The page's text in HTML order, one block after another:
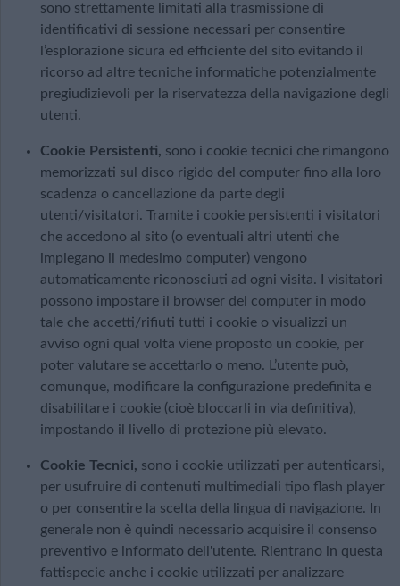
sono strettamente limitati alla trasmissione di
identificativi di sessione necessari per consentire
l’esplorazione sicura ed efficiente del sito evitando il
ricorso ad altre tecniche informatiche potenzialmente
pregiudizievoli per la riservatezza della navigazione degli
utenti.
Cookie Persistenti, sono i cookie tecnici che rimangono
memorizzati sul disco rigido del computer fino alla loro
scadenza o cancellazione da parte degli
utenti/visitatori. Tramite i cookie persistenti i visitatori
che accedono al sito (o eventuali altri utenti che
impiegano il medesimo computer) vengono
automaticamente riconosciuti ad ogni visita. I visitatori
possono impostare il browser del computer in modo
tale che accetti/rifiuti tutti i cookie o visualizzi un
avviso ogni qual volta viene proposto un cookie, per
poter valutare se accettarlo o meno. L’utente può,
comunque, modificare la configurazione predefinita e
disabilitare i cookie (cioè bloccarli in via definitiva),
impostando il livello di protezione più elevato.
Cookie Tecnici, sono i cookie utilizzati per autenticarsi,
per usufruire di contenuti multimediali tipo flash player
o per consentire la scelta della lingua di navigazione. In
generale non è quindi necessario acquisire il consenso
preventivo e informato dell'utente. Rientrano in questa
fattispecie anche i cookie utilizzati per analizzare